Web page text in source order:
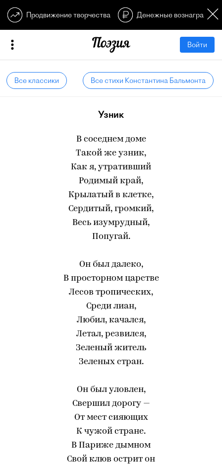
Продвижение творчества Денежные
Войти
Все классики Все стихи Константина Бальмонта
Узник
В соседнем доме
Такой же узник,
Как я, утративший
Родимый край,
Крылатый в клетке,
Сердитый, громкий,
Весь изумрудный,
Попугай.
Он был далеко,
В просторном царстве
Лесов тропических,
Среди лиан,
Любил, качался,
Летал, резвился,
Зеленый житель
Зеленых стран.
Он был уловлен,
Свершил дорогу —
От мест сияющих
К чужой стране.
В Париже дымном
Свой клюв острит он